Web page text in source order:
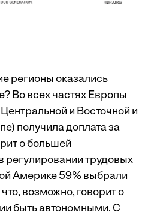
регионы оказались
Во всех частях Европы
и Восточной и
получила доплата за
о большей
регулировании трудовых
Америке 59% выбрали
возможно, говорит о
быть автономными. С